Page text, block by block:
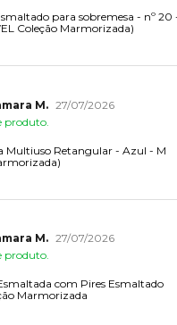
para sobremesa - nº 20
Coleção Marmorizada)
M. 27/07/2026
produto.
Multiuso Retangular - Azul - M
M. 27/07/2026
produto.
com Pires Esmaltado
Marmorizada